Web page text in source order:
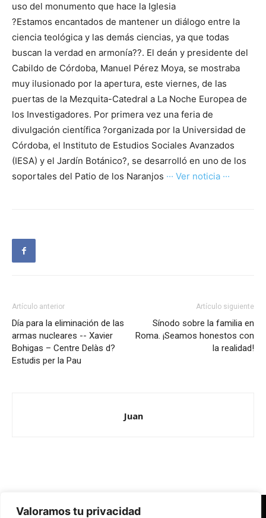
Valoramos tu privacidad
uso del monumento que hace la Iglesia
?Estamos encantados de mantener un diálogo entre la
ciencia teológica y las demás ciencias, ya que todas
buscan la verdad en armonía??. El deán y presidente del
Cabildo de Córdoba, Manuel Pérez Moya, se mostraba
muy ilusionado por la apertura, este viernes, de las
puertas de la Mezquita-Catedral a La Noche Europea de
los Investigadores. Por primera vez una feria de
divulgación científica ?organizada por la Universidad de
Córdoba, el Instituto de Estudios Sociales Avanzados
(IESA) y el Jardín Botánico?, se desarrolló en uno de los
soportales del Patio de los Naranjos ··· Ver noticia ···
Artículo anterior
Día para la eliminación de las
armas nucleares -- Xavier
Bohigas – Centre Delàs d?
Estudis per la Pau
Artículo siguiente
Sínodo sobre la familia en
Roma. ¡Seamos honestos con
la realidad!
Juan